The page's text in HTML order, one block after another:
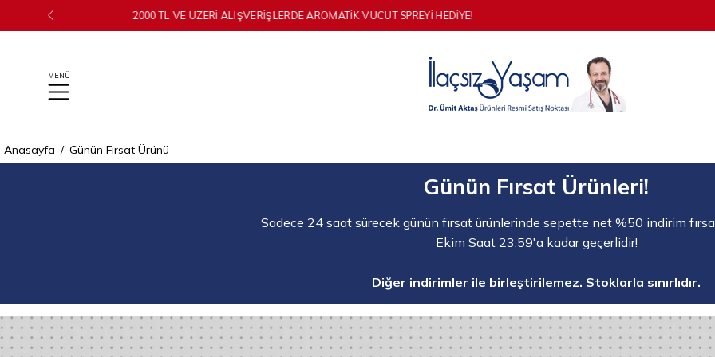
geç
AROMATIK VÜCUT SPREYI HEDIYE!
Anasayfa / Günün Fırsat Ürünü
Günün Fırsat Ürünleri!
Sadece 24 saat sürecek günün fırsat ürünlerinde sepette net %50 indirim
Ekim Saat 23:59'a kadar geçerlidir!
Diğer indirimler ile birleştirilemez. Stoklarla sınırlıdır.